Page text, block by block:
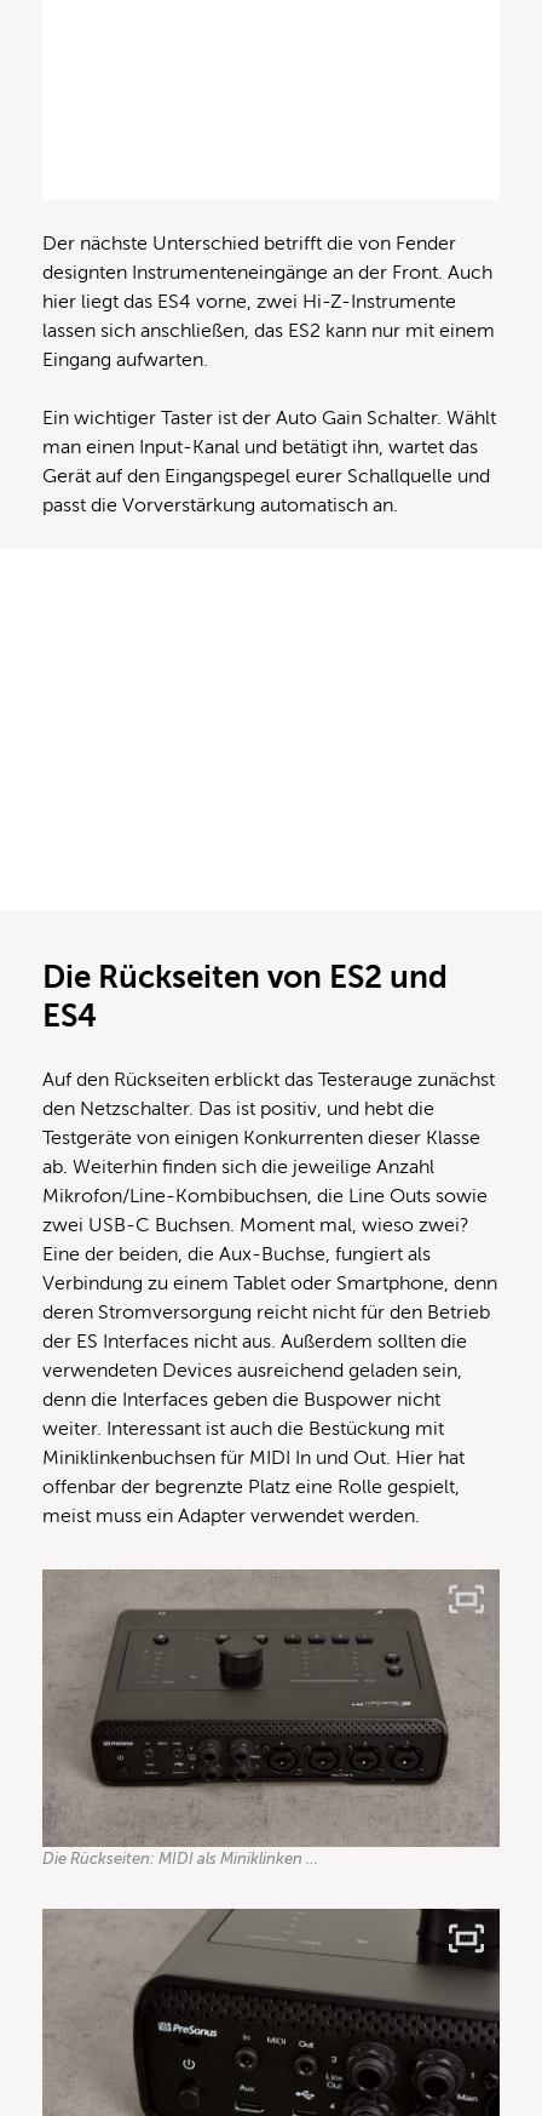
Der nächste Unterschied betrifft die von Fender
designten Instrumenteneingänge an der Front. Auch
hier liegt das ES4 vorne, zwei Hi-Z-Instrumente
lassen sich anschließen, das ES2 kann nur mit einem
Eingang aufwarten.
Ein wichtiger Taster ist der Auto Gain Schalter. Wählt
man einen Input-Kanal und betätigt ihn, wartet das
Gerät auf den Eingangspegel eurer Schallquelle und
passt die Vorverstärkung automatisch an.
Die Rückseiten von ES2 und
ES4
Auf den Rückseiten erblickt das Testerauge zunächst
den Netzschalter. Das ist positiv, und hebt die
Testgeräte von einigen Konkurrenten dieser Klasse
ab. Weiterhin finden sich die jeweilige Anzahl
Mikrofon/Line-Kombibuchsen, die Line Outs sowie
zwei USB-C Buchsen. Moment mal, wieso zwei?
Eine der beiden, die Aux-Buchse, fungiert als
Verbindung zu einem Tablet oder Smartphone, denn
deren Stromversorgung reicht nicht für den Betrieb
der ES Interfaces nicht aus. Außerdem sollten die
verwendeten Devices ausreichend geladen sein,
denn die Interfaces geben die Buspower nicht
weiter. Interessant ist auch die Bestückung mit
Miniklinkenbuchsen für MIDI In und Out. Hier hat
offenbar der begrenzte Platz eine Rolle gespielt,
meist muss ein Adapter verwendet werden.
Die Rückseiten: MIDI als Miniklinken …